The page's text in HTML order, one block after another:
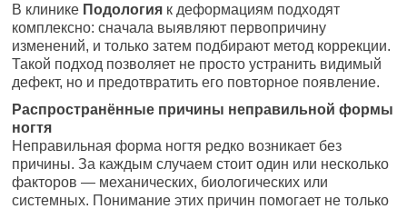
В клинике Подология к деформациям подходят
комплексно: сначала выявляют первопричину
изменений, и только затем подбирают метод коррекции.
Такой подход позволяет не просто устранить видимый
дефект, но и предотвратить его повторное появление.
Распространённые причины неправильной формы
ногтя
Неправильная форма ногтя редко возникает без
причины. За каждым случаем стоит один или несколько
факторов — механических, биологических или
системных. Понимание этих причин помогает не только